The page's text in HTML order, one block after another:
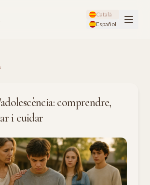
Català
Español
comprendre,
i cuidar